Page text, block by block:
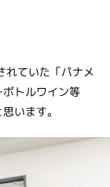
ていた「パナメ
トルワイン等
います。